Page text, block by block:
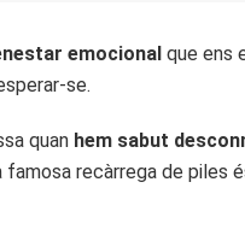
emocional que ens
se.
quan hem sabut
famosa recàrrega de piles